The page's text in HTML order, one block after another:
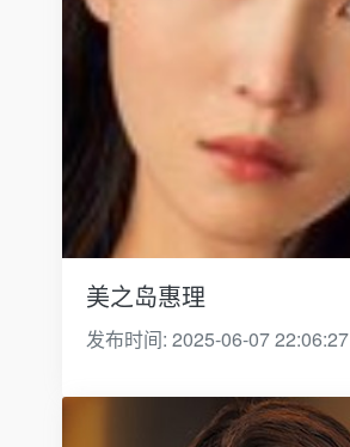
美之岛惠理
发布时间: 2025-06-07 22:06:27